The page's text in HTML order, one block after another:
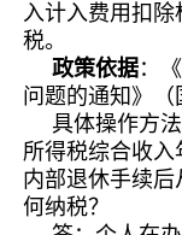
入计入费用扣
税。
政策依据：
问题的通知》（
具体操作方
所得税综合收
内部退休手续
何纳税？